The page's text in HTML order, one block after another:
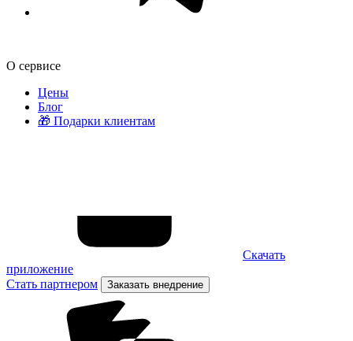
О сервисе
Цены
Блог
🎁 Подарки клиентам
Скачать
приложение
Стать партнером
Заказать внедрение